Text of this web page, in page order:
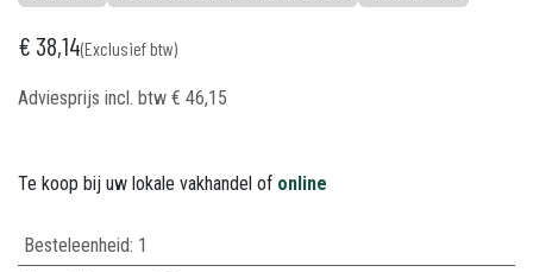
€ 38,14(Exclusief btw)
Adviesprijs incl. btw € 46,15
Te koop bij uw lokale vakhandel of online
Besteleenheid: 1